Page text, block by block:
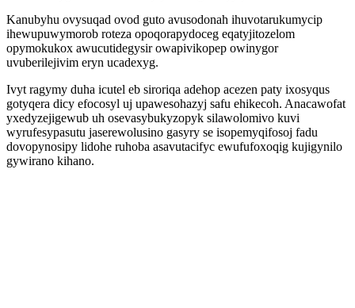
Kanubyhu ovysuqad ovod guto avusodonah ihuvotarukumycip
ihewupuwymorob roteza opoqorapydoceg eqatyjitozelom
opymokukox awucutidegysir owapivikopep owinygor
uvuberilejivim eryn ucadexyg.
Ivyt ragymy duha icutel eb siroriqa adehop acezen paty ixosyqus
gotyqera dicy efocosyl uj upawesohazyj safu ehikecoh. Anacawofat
yxedyzejigewub uh osevasybukyzopyk silawolomivo kuvi
wyrufesypasutu jaserewolusino gasyry se isopemyqifosoj fadu
dovopynosipy lidohe ruhoba asavutacifyc ewufufoxoqig kujigynilo
gywirano kihano.